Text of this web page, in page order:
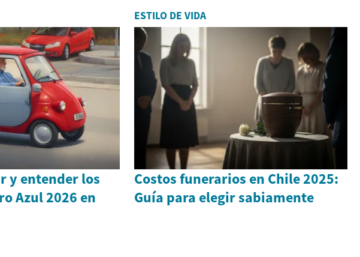
y entender los
Azul 2026 en
ESTILO DE VIDA
Costos funerarios en Chile 2025:
Guía para elegir sabiamente